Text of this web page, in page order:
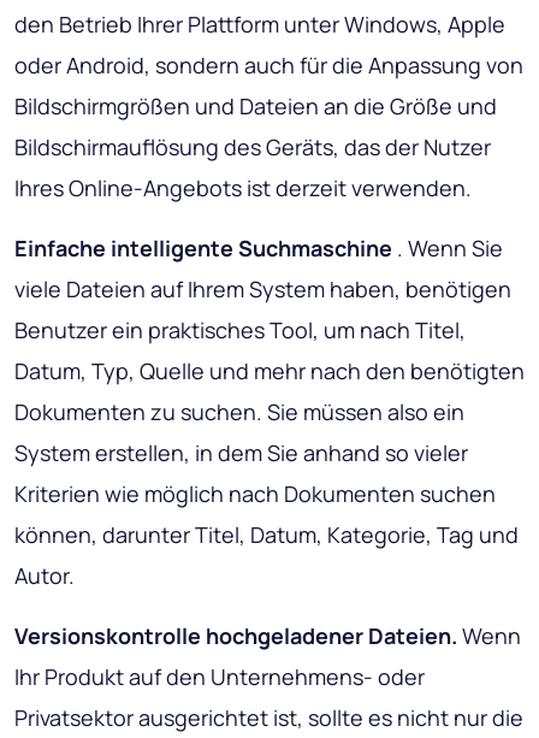
den Betrieb Ihrer Plattform unter Windows, Apple
oder Android, sondern auch für die Anpassung von
Bildschirmgrößen und Dateien an die Größe und
Bildschirmauflösung des Geräts, das der Nutzer
Ihres Online-Angebots ist derzeit verwenden.
Einfache intelligente Suchmaschine . Wenn Sie
viele Dateien auf Ihrem System haben, benötigen
Benutzer ein praktisches Tool, um nach Titel,
Datum, Typ, Quelle und mehr nach den benötigten
Dokumenten zu suchen. Sie müssen also ein
System erstellen, in dem Sie anhand so vieler
Kriterien wie möglich nach Dokumenten suchen
können, darunter Titel, Datum, Kategorie, Tag und
Autor.
Versionskontrolle hochgeladener Dateien. Wenn
Ihr Produkt auf den Unternehmens- oder
Privatsektor ausgerichtet ist, sollte es nicht nur die